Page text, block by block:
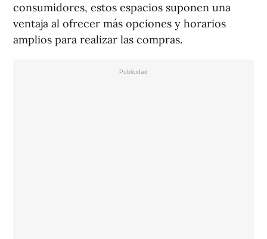
consumidores, estos espacios suponen una
ventaja al ofrecer más opciones y horarios
amplios para realizar las compras.